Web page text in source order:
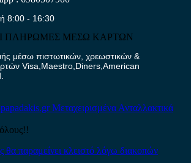
8:00 - 16:30
ΠΛΗΡΩΜΕΣ ΜΕΣΩ ΚΑΡΤΩΝ
μέσω πιστωτικών, χρεωστικών &
Visa,Maestro,Diners,American
Μεταχειρισμένα Ανταλλακτικά